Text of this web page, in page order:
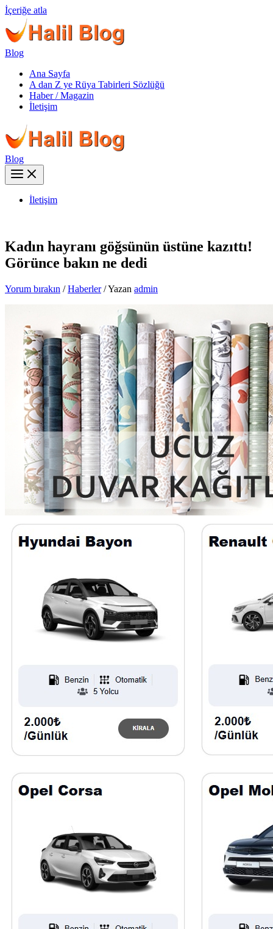
İçeriğe atla
Blog
Ana Sayfa
A dan Z ye Rüya Tabirleri Sözlüğü
Haber / Magazin
İletişim
Blog
İletişim
Kadın hayranı göğsünün üstüne kazıttı!
Görünce bakın ne dedi
Yorum bırakın /Haberler/ Yazan admin